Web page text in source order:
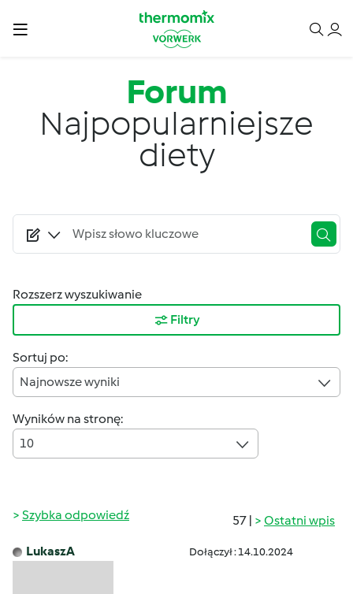
Forum
Najpopularniejsze
diety
Rozszerz wyszukiwanie
Filtry
Sortuj po:
Najnowsze wyniki
Wyników na stronę:
10
57 | Ostatni wpis
Szybka odpowiedź
LukaszA Dołączył : 14.10.2024